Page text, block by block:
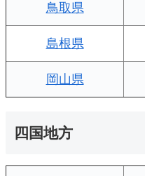
鳥取県
島根県
岡山県
四国地方